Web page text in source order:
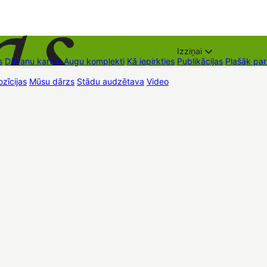
Dāvanu kartes Augu komplekti Kā iepirkties
Izziņai
Publikācijas Plašāk
Mūsu dārzs Stādu audzētava Video